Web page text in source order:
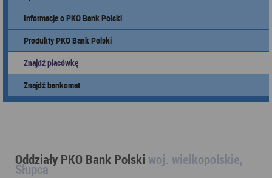
Informacje o PKO Bank Polski
Produkty PKO Bank Polski
Znajdź placówkę
Znajdź bankomat
Oddziały PKO Bank Polski woj. wielkopolskie,
Słupca